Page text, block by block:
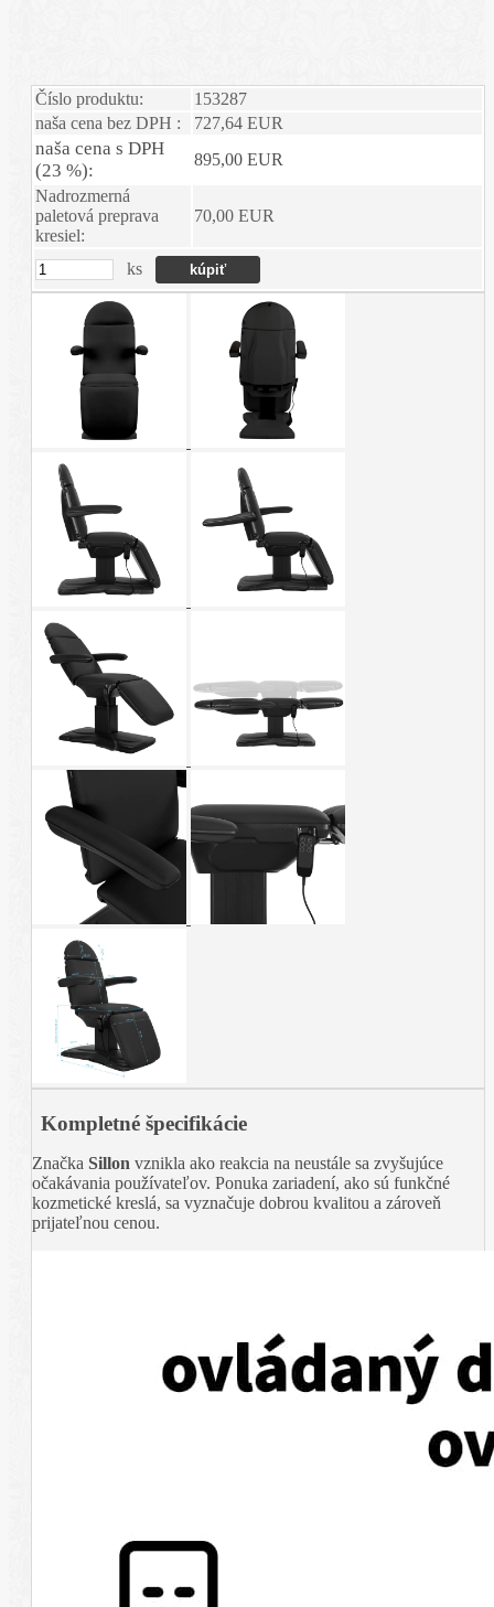
Číslo produktu:
153287
naša cena bez DPH :
727,64 EUR
naša cena s DPH
(23 %):
895,00 EUR
Nadrozmerná
paletová preprava
kresiel:
70,00 EUR
ks
Kompletné špecifikácie
Značka Sillon vznikla ako reakcia na neustále sa zvyšujúce
očakávania používateľov. Ponuka zariadení, ako sú funkčné
kozmetické kreslá, sa vyznačuje dobrou kvalitou a zároveň
prijateľnou cenou.